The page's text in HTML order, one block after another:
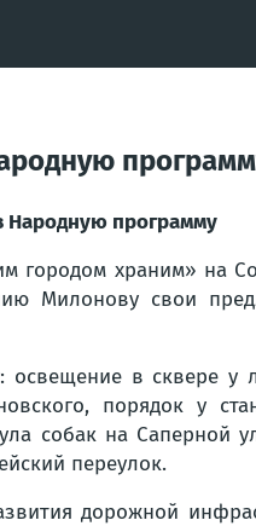
Народную программу
городом храним» на
Милонову свои
в сквере у
порядок у
собак на Саперной
переулок.
дорожной